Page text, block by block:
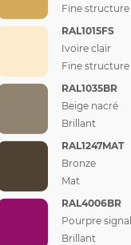
Fine structure
RAL1015FS
Ivoire clair
Fine structure
RAL1035BR
Beige nacré
Brillant
RAL1247MAT
Bronze
Mat
RAL4006BR
Pourpre
Brillant